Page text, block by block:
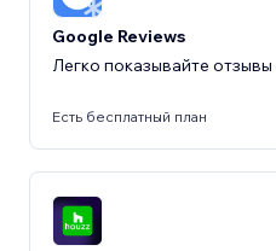
Google Reviews
Легко показывайте
Есть бесплатный план